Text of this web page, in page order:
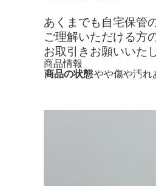
あくまでも自宅保管
ご理解いただける方
お取引きお願いいた
商品情報
商品の状態やや傷や汚れ